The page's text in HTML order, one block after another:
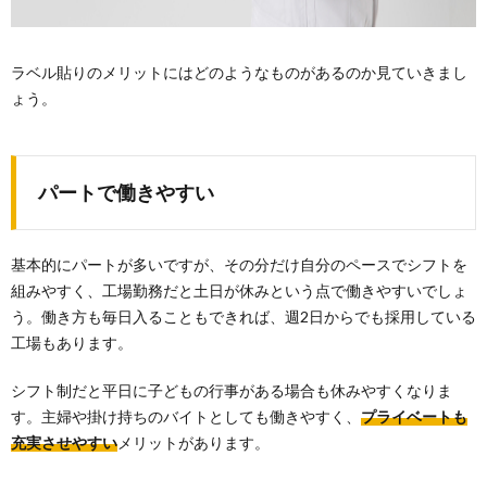
ラベル貼りのメリットにはどのようなものがあるのか見ていきまし
ょう。
パートで働きやすい
基本的にパートが多いですが、その分だけ自分のペースでシフトを
組みやすく、工場勤務だと土日が休みという点で働きやすいでしょ
う。働き方も毎日入ることもできれば、週2日からでも採用している
工場もあります。
シフト制だと平日に子どもの行事がある場合も休みやすくなりま
す。主婦や掛け持ちのバイトとしても働きやすく、 プライベートも
充実させやすい メリットがあります。